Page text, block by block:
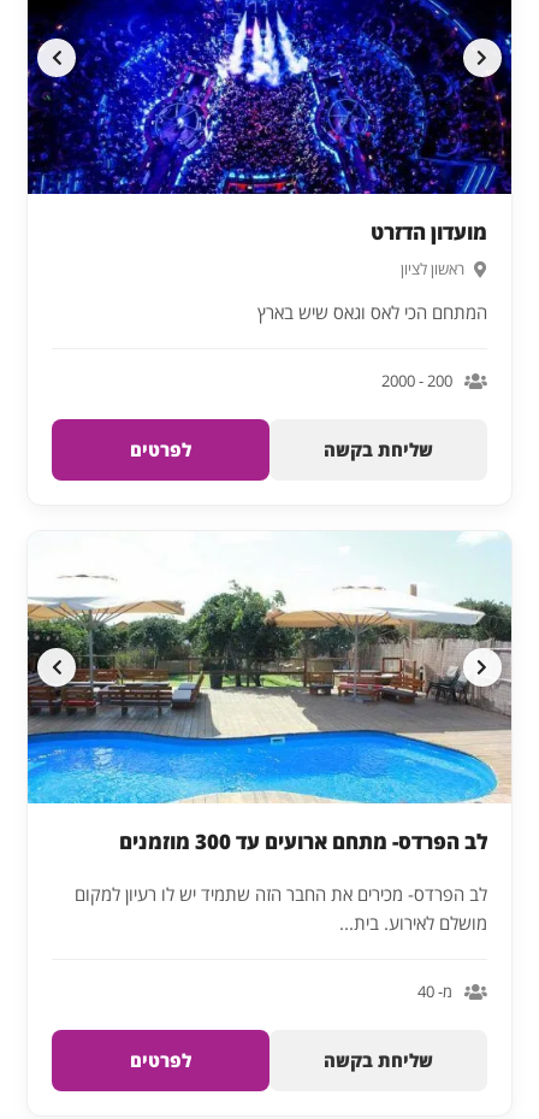
מועדון הדזרט
ראשון לציון
המתחם הכי לאס וגאס שיש בארץ
200 - 2000
שליחת בקשה לפרטים
לב הפרדס- מתחם ארועים עד 300 מוזמנים
לב הפרדס- מכירים את החבר הזה שתמיד יש לו רעיון למקום
מושלם לאירוע. בית...
מ- 40
שליחת בקשה לפרטים